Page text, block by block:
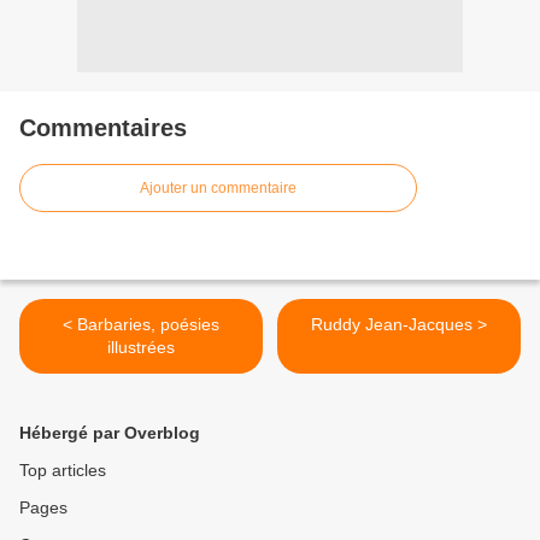
Commentaires
Ajouter un commentaire
< Barbaries, poésies
illustrées
Ruddy Jean-Jacques >
Hébergé par Overblog
Top articles
Pages